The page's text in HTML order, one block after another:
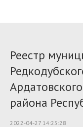
Реестр
района
2022-04-27 14:25:28